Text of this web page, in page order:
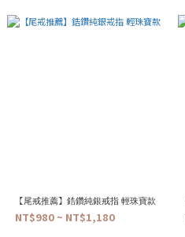
【尾戒推薦】鋯鑽純銀戒指 輕珠寶款
NT$980 ~ NT$1,180